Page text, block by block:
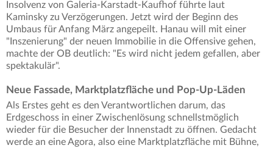
Insolvenz von Galeria-Karstadt-Kaufhof führte laut
Kaminsky zu Verzögerungen. Jetzt wird der Beginn des
Umbaus für Anfang März angepeilt. Hanau will mit einer
"Inszenierung" der neuen Immobilie in die Offensive gehen,
machte der OB deutlich: "Es wird nicht jedem gefallen, aber
spektakulär".
Neue Fassade, Marktplatzfläche und Pop-Up-Läden
Als Erstes geht es den Verantwortlichen darum, das
Erdgeschoss in einer Zwischenlösung schnellstmöglich
wieder für die Besucher der Innenstadt zu öffnen. Gedacht
werde an eine Agora, also eine Marktplatzfläche mit Bühne,